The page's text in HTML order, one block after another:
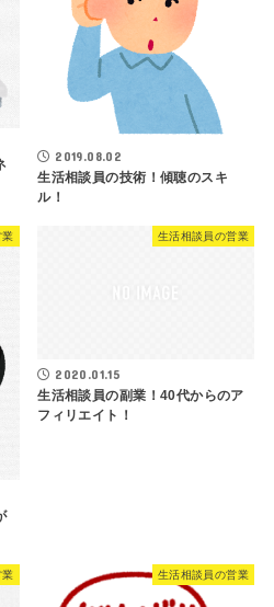
2019.08.02
生活相談員の技術！傾聴のスキ
ル！
業 生活相談員の営業
2020.01.15
生活相談員の副業！40代からのア
フィリエイト！
業 生活相談員の営業